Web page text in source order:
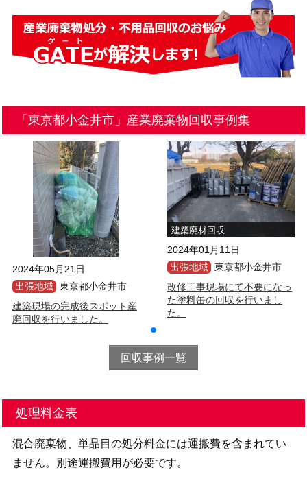
「東京都小金井市」産業廃棄物回収事例集
2024年05月21日
出張地域 東京都小金井市
建築現場の完成後スポット産
廃回収を行いました。
建築廃材回収
2024年01月11日
出張地域 東京都小金井市
改修工事現場にて不要になっ
た塗料缶の回収を行いまし
た。
回収事例一覧
処理料金表
混合廃棄物、単品目の処分料金には運搬費を含まれてい
ません。別途運搬費用が必要です。